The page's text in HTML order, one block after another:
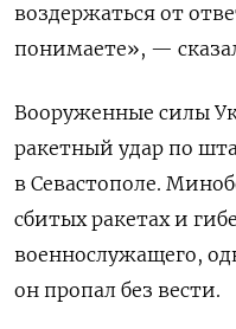
воздержаться от
понимаете», —
Вооруженные силы
ракетный удар по
в Севастополе.
сбитых ракетах и
военнослужащего,
он пропал без вести.